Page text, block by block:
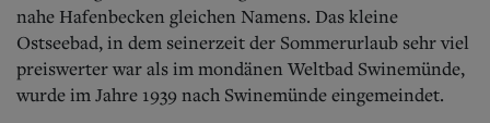
Mediadaten
Kontakt
Impressum
Datenschutz
nahe Hafenbecken gleichen Namens. Das kleine
Ostseebad, in dem seinerzeit der Sommerurlaub sehr viel
preiswerter war als im mondänen Weltbad Swinemünde,
wurde im Jahre 1939 nach Swinemünde eingemeindet.